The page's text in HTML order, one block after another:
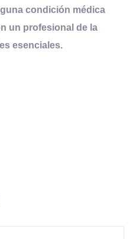
condición médica
un profesional de la
esenciales.